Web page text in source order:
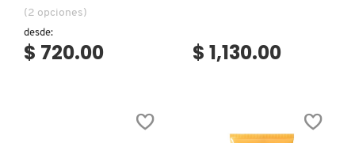
(2 opciones)
desde:
$ 720.00 $ 1,130.00